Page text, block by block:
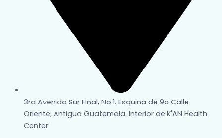
3ra Avenida Sur Final, No 1. Esquina de 9a Calle
Oriente, Antigua Guatemala. Interior de K'AN Health
Center